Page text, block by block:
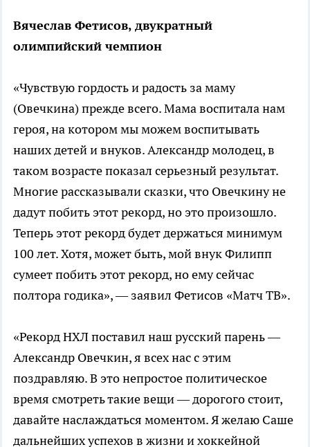
Вячеслав Фетисов, двукратный
олимпийский чемпион
«Чувствую гордость и радость за маму
(Овечкина) прежде всего. Мама воспитала нам
героя, на котором мы можем воспитывать
наших детей и внуков. Александр молодец, в
таком возрасте показал серьезный результат.
Многие рассказывали сказки, что Овечкину не
дадут побить этот рекорд, но это произошло.
Теперь этот рекорд будет держаться минимум
100 лет. Хотя, может быть, мой внук Филипп
сумеет побить этот рекорд, но ему сейчас
полтора годика», — заявил Фетисов «Матч ТВ».
«Рекорд НХЛ поставил наш русский парень —
Александр Овечкин, я всех нас с этим
поздравляю. В это непростое политическое
время смотреть такие вещи — дорогого стоит,
давайте наслаждаться моментом. Я желаю Саше
дальнейших успехов в жизни и хоккейной